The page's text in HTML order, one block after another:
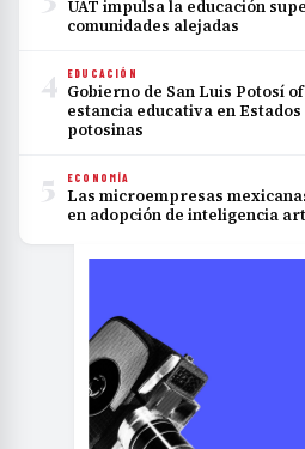
UAT impulsa la educación
comunidades alejadas
4 EDUCACIÓN
Gobierno de San Luis Potosí
estancia educativa en
potosinas
5 ECONOMÍA
Las microempresas
en adopción de inteligencia